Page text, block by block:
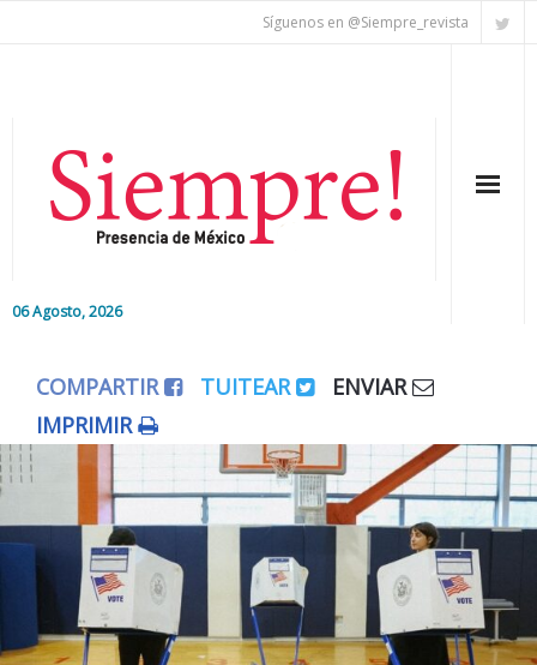
Síguenos en @Siempre_revista
06 Agosto, 2026
Editorial
Nacional
Colaboradores
Internacional
Cultura
COMPARTIR TUITEAR
ENVIAR
IMPRIMIR